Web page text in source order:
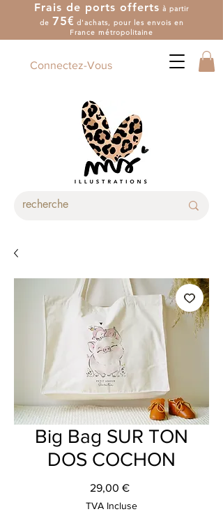
Frais de ports offerts à partir
de 75€ d'achats, pour les envois en
France métropolitaine
Connectez-Vous
Big Bag SUR TON
DOS COCHON
29,00 €Prix
TVA Incluse